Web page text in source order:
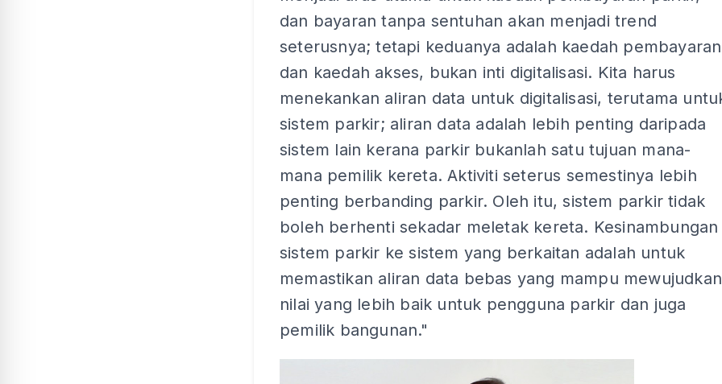
dan bayaran tanpa sentuhan akan menjadi trend
seterusnya; tetapi keduanya adalah kaedah pembayaran
dan kaedah akses, bukan inti digitalisasi. Kita harus
menekankan aliran data untuk digitalisasi, terutama
sistem parkir; aliran data adalah lebih penting daripada
sistem lain kerana parkir bukanlah satu tujuan mana-
mana pemilik kereta. Aktiviti seterus semestinya lebih
penting berbanding parkir. Oleh itu, sistem parkir tidak
boleh berhenti sekadar meletak kereta. Kesinambungan
sistem parkir ke sistem yang berkaitan adalah untuk
memastikan aliran data bebas yang mampu mewujudkan
nilai yang lebih baik untuk pengguna parkir dan juga
pemilik bangunan."